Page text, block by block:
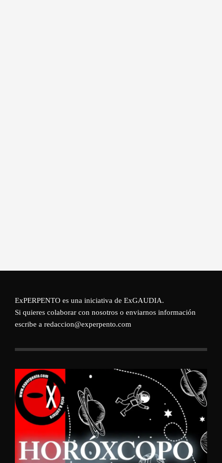
ExPERPENTO es una iniciativa de ExGAUDIA.
Si quieres colaborar con nosotros o enviarnos información
escribe a redaccion@experpento.com